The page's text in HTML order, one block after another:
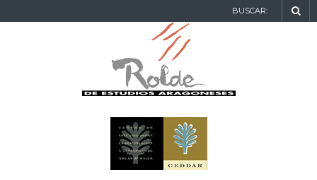
BUSCAR: